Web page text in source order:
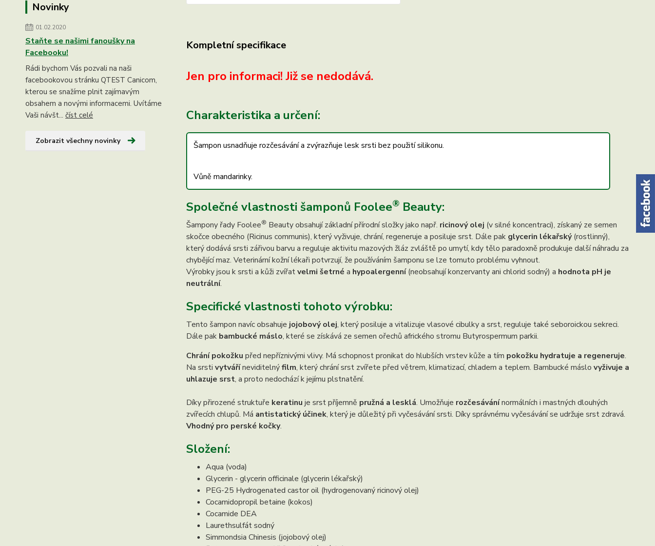
Novinky
01.02.2020
Staňte se našimi fanoušky na
Facebooku!
Rádi bychom Vás pozvali na naši
facebookovou stránku QTEST Canicom,
kterou se snažíme plnit zajímavým
obsahem a novými informacemi. Uvítáme
Vaši návšt... číst celé
Zobrazit všechny novinky
Kompletní specifikace
Jen pro informaci! Již se nedodává.
Charakteristika a určení:
Šampon usnadňuje rozčesávání a zvýrazňuje lesk srsti bez použití silikonu.
Vůně mandarinky.
Společné vlastnosti šamponů Foolee® Beauty:
Šampony řady Foolee® Beauty obsahují základní přírodní složky jako např. ricinový olej (v silné koncentraci), získaný ze semen
skočce obecného (Ricinus communis), který vyživuje, chrání, regeneruje a posiluje srst. Dále pak glycerin lékařský(rostlinný),
který dodává srsti zářivou barvu a reguluje aktivitu mazových žláz zvláště po umytí, kdy tělo paradoxně produkuje další náhradu za
chybějící maz. Veterinární kožní lékaři potvrzují, že používáním šamponu se lze tomuto problému vyhnout.
Výrobky jsou k srsti a kůži zvířatvelmi šetrné a hypoalergenní(neobsahují konzervanty ani chlorid sodný) a hodnota pH je
neutrální.
Specifické vlastnosti tohoto výrobku:
Tento šampon navíc obsahuje jojobový olej, který posiluje a vitalizuje vlasové cibulky a srst, reguluje také seboroickou sekreci.
Dále pak bambucké máslo, které se získává ze semen ořechů afrického stromu Butyrospermum parkii.
Chrání pokožku před nepříznivými vlivy. Má schopnost pronikat do hlubších vrstev kůže a tím pokožku hydratuje a regeneruje.
Na srsti vytváříneviditelnýfilm, který chrání srst zvířete před větrem, klimatizací, chladem a teplem. Bambucké máslo vyživuje a
uhlazuje srst, a proto nedochází k jejímu plstnatění.
Díky přirozené struktuře keratinu je srst příjemně pružná a lesklá. Umožňuje rozčesávánínormálních i mastných dlouhých
zvířecích chlupů. Má antistatický účinek, který je důležitý při vyčesávání srsti. Díky správnému vyčesávání se udržuje srst zdravá.
Vhodný pro perské kočky.
Složení:
Aqua (voda)
Glycerin - glycerin officinale (glycerin lékařský)
PEG-25 Hydrogenated castor oil (hydrogenovaný ricinový olej)
Cocamidopropil betaine (kokos)
Cocamide DEA
Laurethsulfát sodný
Simmondsia Chinesis (jojobový olej)